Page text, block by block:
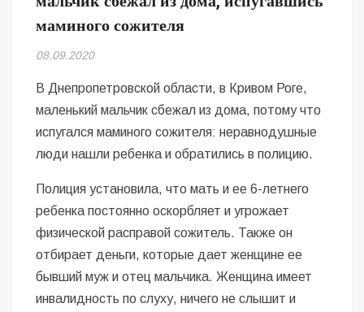
Безугла закликає валити Сирського
Світові бренди одягу та взуття: розвиток ринку та вплив на
сучасну моду
Командувач ВМС Неїжпапа закликав не дестабілізувати ситуацію
навколо керівництва армії
маминого сожителя
08.09.2020
В Днепропетровской области, в Кривом Роге,
маленький мальчик сбежал из дома, потому что
испугался маминого сожителя: неравнодушные
люди нашли ребенка и обратились в полицию.
Полиция установила, что мать и ее 6-летнего
ребенка постоянно оскорбляет и угрожает
физической расправой сожитель. Также он
отбирает деньги, которые дает женщине ее
бывший муж и отец мальчика. Женщина имеет
инвалидность по слуху, ничего не слышит и